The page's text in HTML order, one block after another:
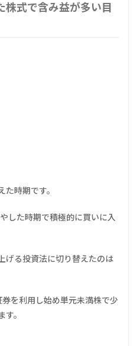
株式で含み益が多い目
時期です。
した時期で積極的に買いに入
げる投資法に切り替えたのは
を利用し始め単元未満株で少
。